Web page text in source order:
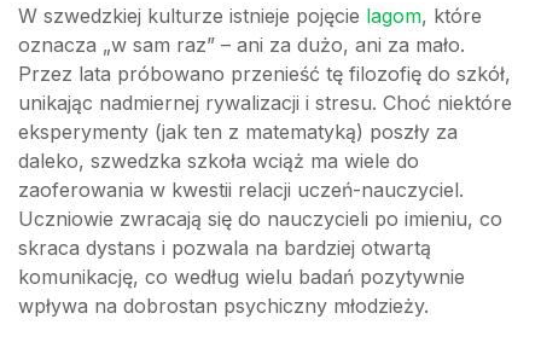
W szwedzkiej kulturze istnieje pojęcie lagom, które
oznacza „w sam raz” – ani za dużo, ani za mało.
Przez lata próbowano przenieść tę filozofię do szkół,
unikając nadmiernej rywalizacji i stresu. Choć niektóre
eksperymenty (jak ten z matematyką) poszły za
daleko, szwedzka szkoła wciąż ma wiele do
zaoferowania w kwestii relacji uczeń-nauczyciel.
Uczniowie zwracają się do nauczycieli po imieniu, co
skraca dystans i pozwala na bardziej otwartą
komunikację, co według wielu badań pozytywnie
wpływa na dobrostan psychiczny młodzieży.